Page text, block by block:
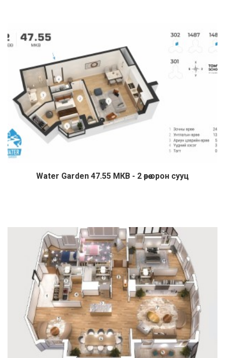
Дэлгэрэнгүй
Water Garden 47.55 МКВ - 2 өрөө орон сууц